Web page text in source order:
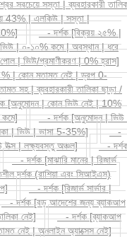
43% | এলকিউ | সস্তা |
- দর্শক [বিক্রয় ২৫% |
| ভিউ | ০-১০% কমে | অবস্থান | ধরে
| ভিউ/প্রমাণীকরণ | 0% হ্রাস]
% | কোন মতামত নেই | ড্রপ 0-
সহ | ব্যবহারকারী তালিকা ছাড়া /
[অনুমোদন | কোন ভিউ নেই | 10%
- দর্শক [অনুমোদন | ভিউ
| ভিউ | ভাসা 5-35%]
-
উত্স | লক্ষ্যবস্তু অঞ্চল]
-
- দর্শক [মাঝারি মানের | রিজার্ভ
দর্শক (রাশিয়া এবং সিআইএস)
- দর্শক [রিজার্ভ সার্ভার |
- দর্শক [বড় আদেশের জন্য ব্যাকআপ
নেই]
- দর্শক [ব্যাকআপ
নেই | অনলাইন অ্যাক্সেস নেই]
- বিট | মৌলিক